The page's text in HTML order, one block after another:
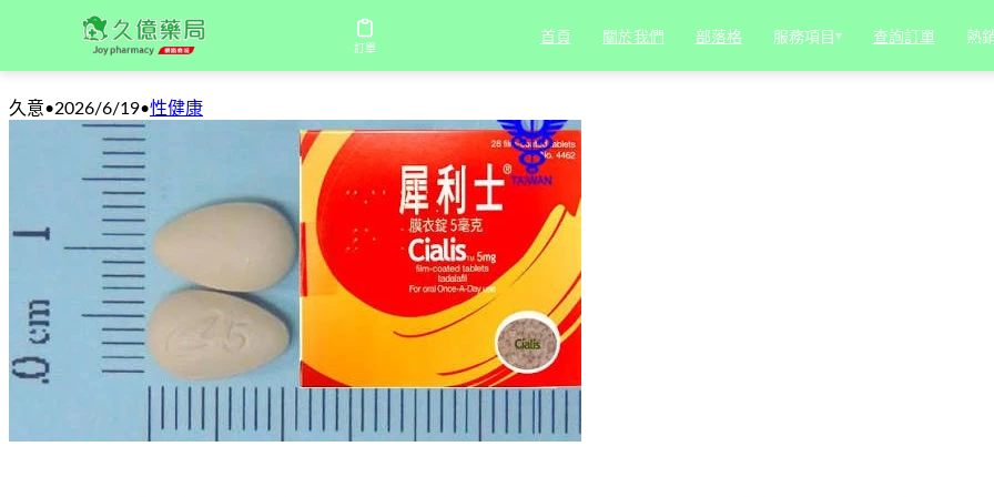
訂單
首頁 關於我們 部落格 服務項目 ▾ 查詢訂單 熱
犀利士膜衣錠5mg每日保養：自然勃起節奏的科學解方
久意•2026/6/19•性健康